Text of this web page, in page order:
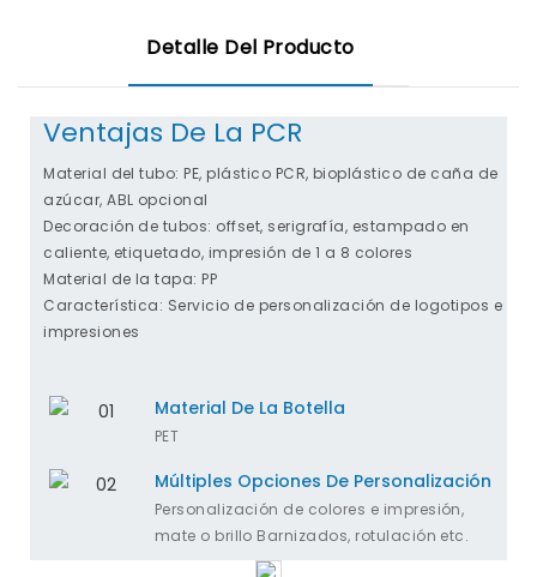
Detalle Del Producto
Ventajas De La PCR
Material del tubo: PE, plástico PCR, bioplástico de caña de
azúcar, ABL opcional
Decoración de tubos: offset, serigrafía, estampado en
caliente, etiquetado, impresión de 1 a 8 colores
Material de la tapa: PP
Característica: Servicio de personalización de logotipos e
impresiones
Material De La Botella
PET
Múltiples Opciones De Personalización
Personalización de colores e impresión,
mate o brillo Barnizados, rotulación etc.